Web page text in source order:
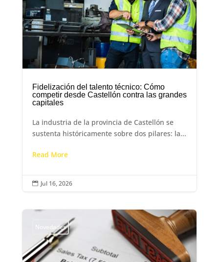
Fidelización del talento técnico: Cómo
competir desde Castellón contra las grandes
capitales
La industria de la provincia de Castellón se
sustenta históricamente sobre dos pilares: la...
Read More
 Jul 16, 2026
Novedades